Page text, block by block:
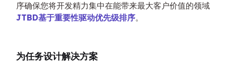
序确保您将开发精力集中在能带来最大客户价值的领域
JTBD基于重要性驱动优先级排序。
为任务设计解决方案